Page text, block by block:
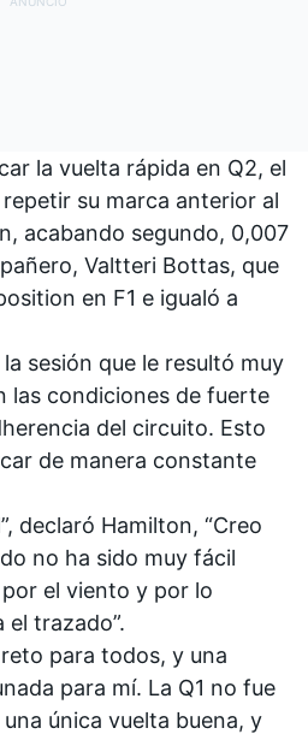
la vuelta rápida en Q2, el
su marca anterior al
acabando segundo, 0,007
Valtteri Bottas, que
en F1 e igualó a
sesión que le resultó muy
las condiciones de fuerte
del circuito. Esto
de manera constante
declaró Hamilton, “Creo
no ha sido muy fácil
el viento y por lo
el trazado”.
para todos, y una
para mí. La Q1 no fue
única vuelta buena, y